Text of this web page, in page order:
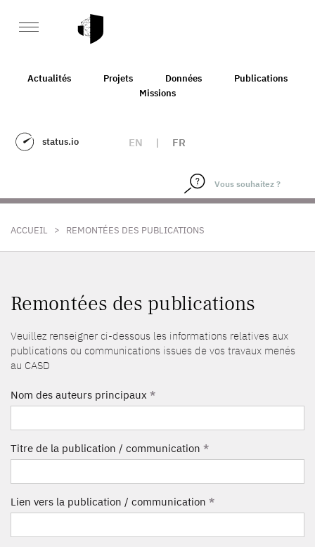
Actualités Projets Données
Publications
Missions
status.io EN | FR
ACCUEIL > REMONTÉES DES PUBLICATIONS
Remontées des publications
Veuillez renseigner ci-dessous les informations relatives aux
publications ou communications issues de vos travaux menés
au CASD
Nom des auteurs principaux *
Titre de la publication / communication *
Lien vers la publication / communication *